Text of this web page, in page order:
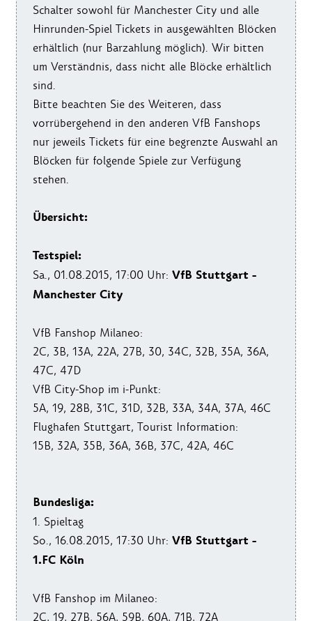
Schalter sowohl für Manchester City und alle
Hinrunden-Spiel Tickets in ausgewählten Blöcken
erhältlich (nur Barzahlung möglich). Wir bitten
um Verständnis, dass nicht alle Blöcke erhältlich
sind.
Bitte beachten Sie des Weiteren, dass
vorrübergehend in den anderen VfB Fanshops
nur jeweils Tickets für eine begrenzte Auswahl an
Blöcken für folgende Spiele zur Verfügung
stehen.
Übersicht:
Testspiel:
Sa., 01.08.2015, 17:00 Uhr: VfB Stuttgart -
Manchester City
VfB Fanshop Milaneo:
2C, 3B, 13A, 22A, 27B, 30, 34C, 32B, 35A, 36A,
47C, 47D
VfB City-Shop im i-Punkt:
5A, 19, 28B, 31C, 31D, 32B, 33A, 34A, 37A, 46C
Flughafen Stuttgart, Tourist Information:
15B, 32A, 35B, 36A, 36B, 37C, 42A, 46C
Bundesliga:
1. Spieltag
So., 16.08.2015, 17:30 Uhr: VfB Stuttgart -
1.FC Köln
VfB Fanshop im Milaneo:
2C, 19, 27B, 56A, 59B, 60A, 71B, 72A